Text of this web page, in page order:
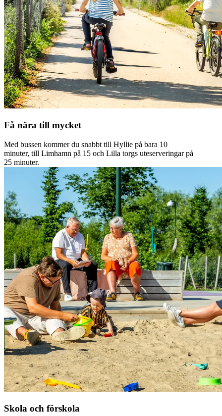
Få nära till mycket
Med bussen kommer du snabbt till Hyllie på bara 10
minuter, till Limhamn på 15 och Lilla torgs uteserveringar på
25 minuter.
Skola och förskola